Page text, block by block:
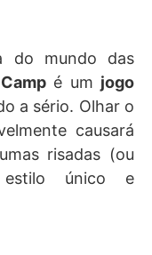
do mundo das
é um jogo
a sério. Olhar o
causará
risadas (ou
único e